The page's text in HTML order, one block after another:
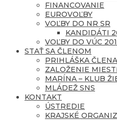
FINANCOVANIE
EUROVOĽBY
VOĽBY DO NR SR
KANDIDÁTI
VOĽBY DO VÚC
STAŤ SA ČLENOM
PRIHLÁŠKA ČLENA
ZALOŽENIE
MARÍNA – KLUB
MLÁDEŽ SNS
KONTAKT
ÚSTREDIE
KRAJSKÉ